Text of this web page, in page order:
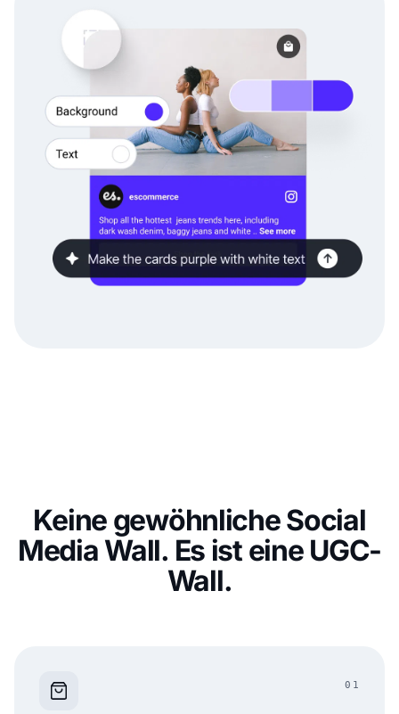
Keine gewöhnliche Social
Media Wall. Es ist eine UGC-
Wall.
01